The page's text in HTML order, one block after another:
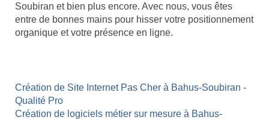
Soubiran et bien plus encore. Avec nous, vous êtes
entre de bonnes mains pour hisser votre positionnement
organique et votre présence en ligne.
Création de Site Internet Pas Cher à Bahus-Soubiran -
Qualité Pro
Création de logiciels métier sur mesure à Bahus-